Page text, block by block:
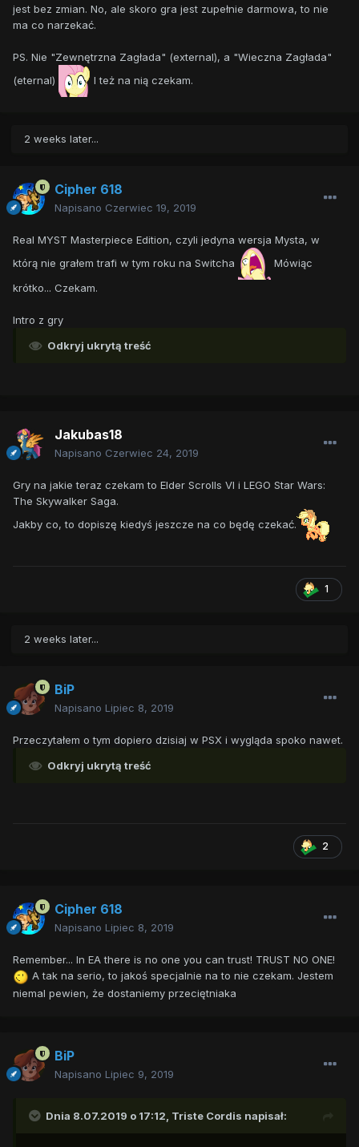
jest bez zmian. No, ale skoro gra jest zupełnie darmowa, to nie
ma co narzekać.
PS. Nie "Zewnętrzna Zagłada" (external), a "Wieczna Zagłada"
(eternal)
I też na nią czekam.
2 weeks later...
Cipher 618
Napisano Czerwiec 19, 2019
Real MYST Masterpiece Edition, czyli jedyna wersja Mysta, w
którą nie grałem trafi w tym roku na Switcha
Mówiąc
krótko... Czekam.
Intro z gry
Odkryj ukrytą treść
Jakubas18
Napisano Czerwiec 24, 2019
Gry na jakie teraz czekam to Elder Scrolls VI i LEGO Star Wars:
The Skywalker Saga.
Jakby co, to dopiszę kiedyś jeszcze na co będę czekać.
1
2 weeks later...
BiP
Napisano Lipiec 8, 2019
Przeczytałem o tym dopiero dzisiaj w PSX i wygląda spoko nawet.
Odkryj ukrytą treść
2
Cipher 618
Napisano Lipiec 8, 2019
Remember... In EA there is no one you can trust! TRUST NO ONE!
A tak na serio, to jakoś specjalnie na to nie czekam. Jestem
niemal pewien, że dostaniemy przeciętniaka
BiP
Napisano Lipiec 9, 2019
Dnia 8.07.2019 o 17:12, Triste Cordis napisał: